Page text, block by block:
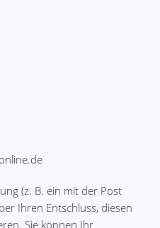
(z. B. ein mit der Post
Ihren Entschluss, diesen
Sie können Ihr